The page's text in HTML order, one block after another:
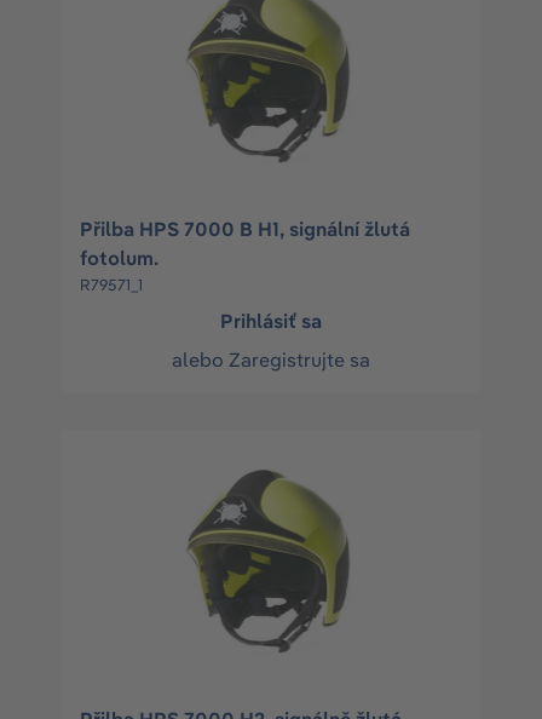
Přilba HPS 7000 B H1, signální žlutá
fotolum.
R79571_1
Prihlásiť sa
alebo Zaregistrujte sa